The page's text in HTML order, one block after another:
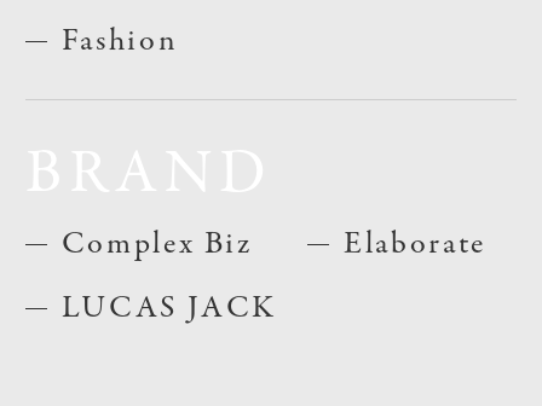
Fashion
Complex Biz
LUCAS JACK
Elaborate